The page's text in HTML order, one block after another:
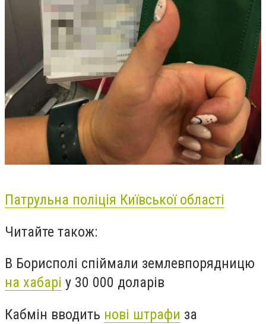
Патрульна поліція Київської області
Читайте також:
В Борисполі спіймали землевпорядницю
на хабарі у 30 000 доларів
Кабмін вводить нові штрафи за